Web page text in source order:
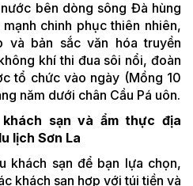
bên dòng sông Đà hùng
chinh phục thiên nhiên,
và bản sắc văn hóa truyền
khí thi đua sôi nổi, đoàn
tổ chức vào ngày (Mồng 10
năm dưới chân Cầu Pá uôn.
sạn và ẩm thực địa
lịch Sơn La
khách sạn để bạn lựa chọn,
khách sạn hợp với túi tiền và